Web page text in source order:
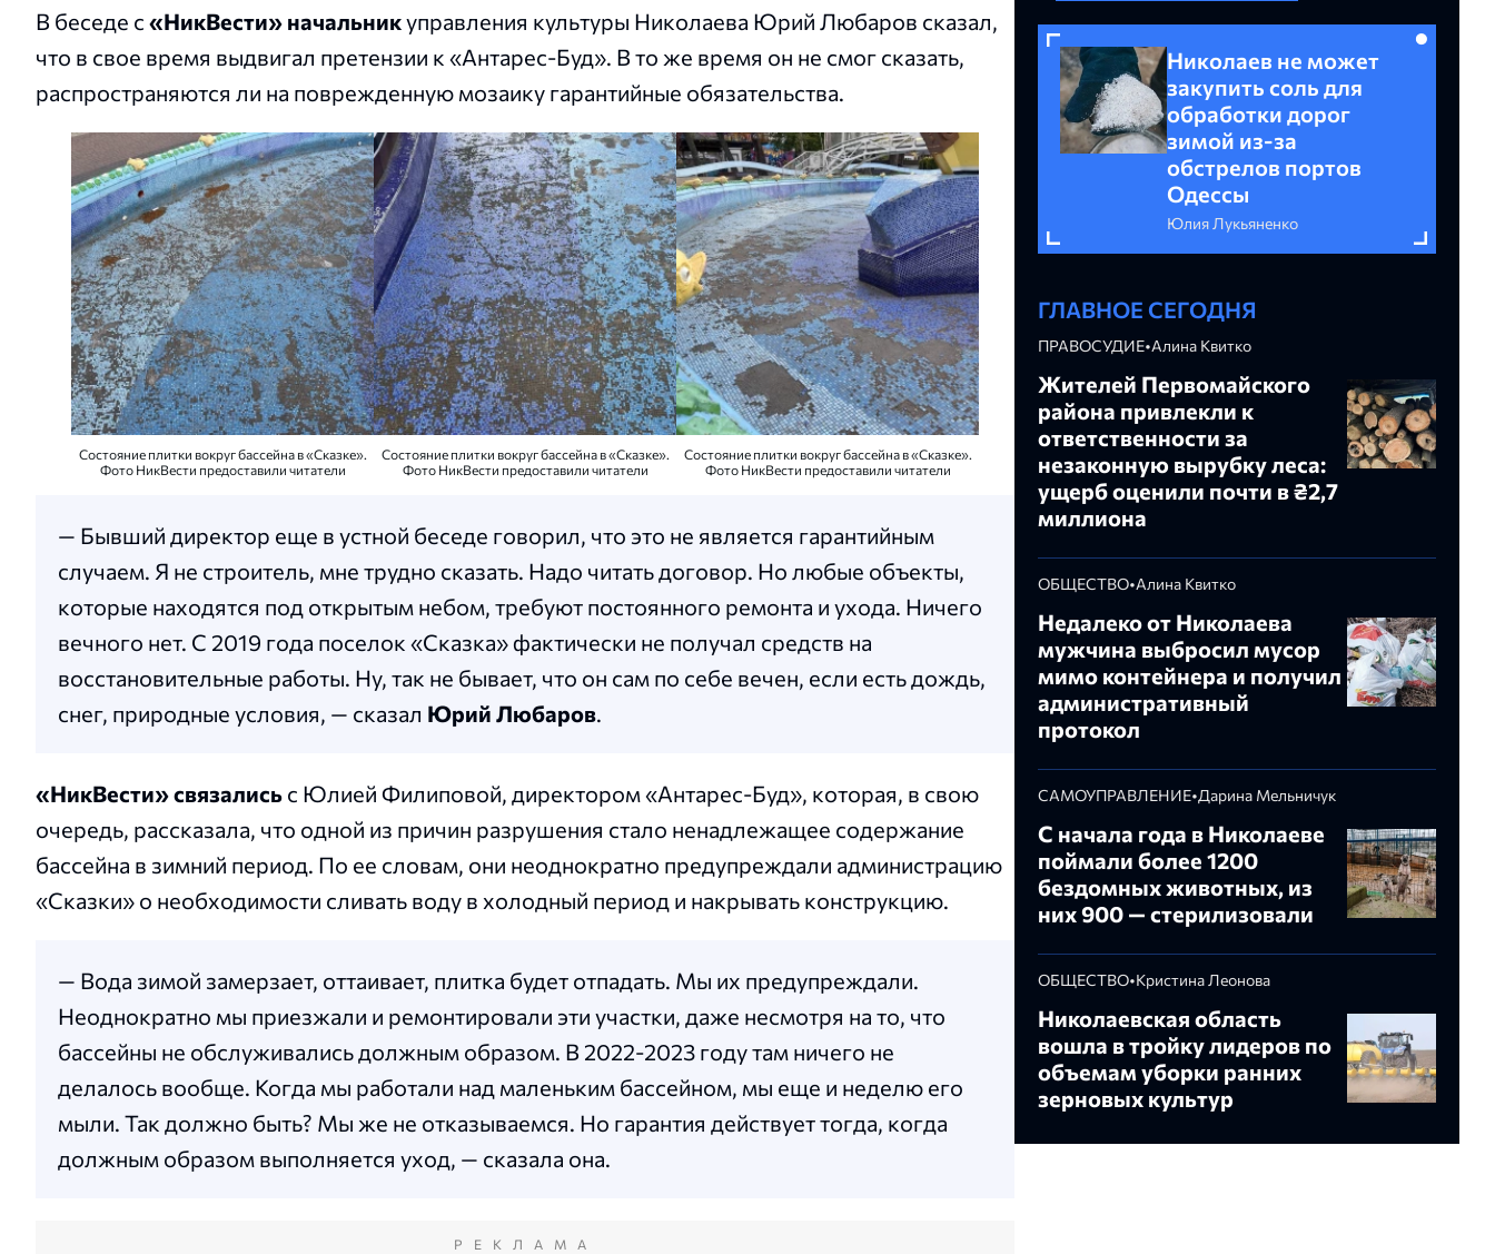
В беседе с «НикВести» начальникуправления культуры Николаева Юрий Любаров сказал,
что в свое время выдвигал претензии к «Антарес-Буд». В то же время он не смог сказать,
распространяются ли на поврежденную мозаику гарантийные обязательства.
Состояние плитки вокруг бассейна в «Сказке».
Фото НикВести предоставили читатели
Состояние плитки вокруг бассейна в «Сказке».
Фото НикВести предоставили читатели
Состояние плитки вокруг бассейна в «Сказке».
Фото НикВести предоставили читатели
— Бывший директор еще в устной беседе говорил, что это не является гарантийным
случаем. Я не строитель, мне трудно сказать. Надо читать договор. Но любые объекты,
которые находятся под открытым небом, требуют постоянного ремонта и ухода. Ничего
вечного нет. С 2019 года поселок «Сказка» фактически не получал средств на
восстановительные работы. Ну, так не бывает, что он сам по себе вечен, если есть дождь,
снег, природные условия, — сказал Юрий Любаров.
«НикВести» связались с Юлией Филиповой, директором «Антарес-Буд», которая, в свою
очередь, рассказала, что одной из причин разрушения стало ненадлежащее содержание
бассейна в зимний период. По ее словам, они неоднократно предупреждали администрацию
«Сказки» о необходимости сливать воду в холодный период и накрывать конструкцию.
— Вода зимой замерзает, оттаивает, плитка будет отпадать. Мы их предупреждали.
Неоднократно мы приезжали и ремонтировали эти участки, даже несмотря на то, что
бассейны не обслуживались должным образом. В 2022-2023 году там ничего не
делалось вообще. Когда мы работали над маленьким бассейном, мы еще и неделю его
мыли. Так должно быть? Мы же не отказываемся. Но гарантия действует тогда, когда
должным образом выполняется уход, — сказала она.
РЕКЛАМА
Николаев не может
закупить соль для
обработки дорог
зимой из-за
обстрелов портов
Одессы
Юлия Лукьяненко
ГЛАВНОЕ СЕГОДНЯ
ПРАВОСУДИЕ•Алина Квитко
Жителей Первомайского
района привлекли к
ответственности за
незаконную вырубку леса:
ущерб оценили почти в ₴2,7
миллиона
ОБЩЕСТВО•Алина Квитко
Недалеко от Николаева
мужчина выбросил мусор
мимо контейнера и получил
административный
протокол
САМОУПРАВЛЕНИЕ•Дарина Мельничук
С начала года в Николаеве
поймали более 1200
бездомных животных, из
них 900 — стерилизовали
ОБЩЕСТВО•Кристина Леонова
Николаевская область
вошла в тройку лидеров по
объемам уборки ранних
зерновых культур